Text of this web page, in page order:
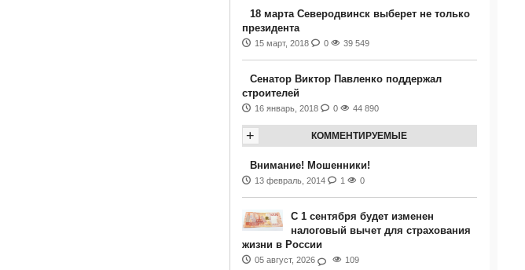
18 марта Северодвинск выберет не только
президента
15 март, 2018 0 39 549
Сенатор Виктор Павленко поддержал
строителей
16 январь, 2018 0 44 890
КОММЕНТИРУЕМЫЕ
+
Внимание! Мошенники!
13 февраль, 2014 1 0
С 1 сентября будет изменен
налоговый вычет для страхования
жизни в России
05 август, 2026 109